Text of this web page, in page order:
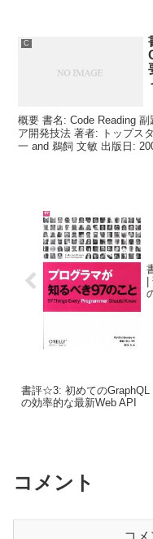
C
概要 書名: Code Reading
ア開発技法 著者: トップス
一 and 鵜飼 文敏 出版日:
書評☆3: 初めてのGraphQL
の効率的な最新Web API
コメント
コ